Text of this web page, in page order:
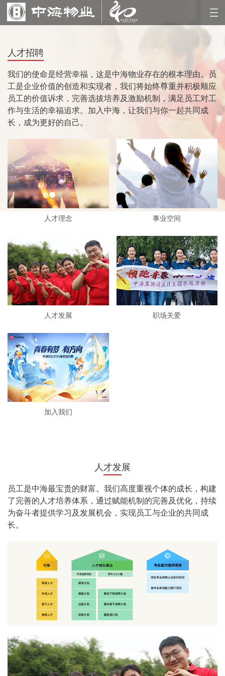
人才招聘
我们的使命是经营幸福，这是中海物业存在的根本理由。员
工是企业价值的创造和实现者，我们将始终尊重并积极顺应
员工的价值诉求，完善选拔培养及激励机制，满足员工对工
作与生活的幸福追求。加入中海，让我们与你一起共同成
长，成为更好的自己。
人才理念 事业空间
人才发展 职场关爱
加入我们
人才发展
员工是中海最宝贵的财富。我们高度重视个体的成长，构建
了完善的人才培养体系，通过赋能机制的完善及优化，持续
为奋斗者提供学习及发展机会，实现员工与企业的共同成
长。